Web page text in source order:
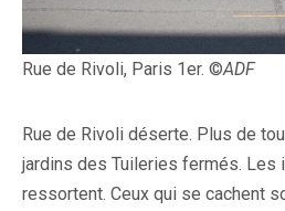
Rue de Rivoli, Paris 1er. ©ADF
Rue de Rivoli déserte. Plus de
jardins des Tuileries fermés. Les
ressortent. Ceux qui se cachent